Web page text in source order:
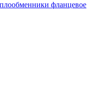
фланцевое